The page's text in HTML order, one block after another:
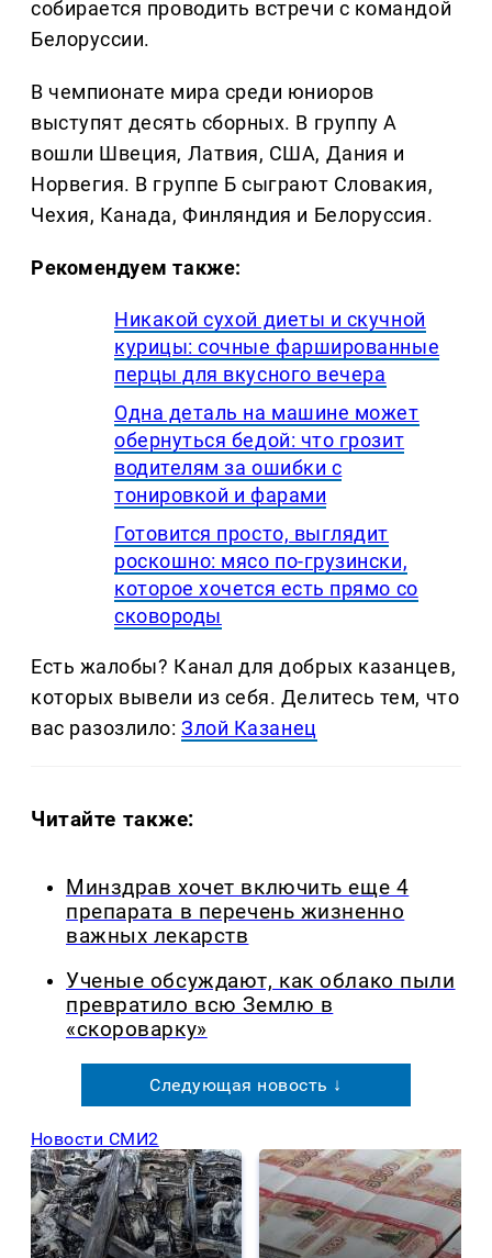
собирается проводить встречи с командой
Белоруссии.
В чемпионате мира среди юниоров
выступят десять сборных. В группу А
вошли Швеция, Латвия, США, Дания и
Норвегия. В группе Б сыграют Словакия,
Чехия, Канада, Финляндия и Белоруссия.
Рекомендуем также:
Никакой сухой диеты и скучной
курицы: сочные фаршированные
перцы для вкусного вечера
Одна деталь на машине может
обернуться бедой: что грозит
водителям за ошибки с
тонировкой и фарами
Готовится просто, выглядит
роскошно: мясо по-грузински,
которое хочется есть прямо со
сковороды
Есть жалобы? Канал для добрых казанцев,
которых вывели из себя. Делитеcь тем, что
вас разозлило:Злой Казанец
Читайте также:
Минздрав хочет включить еще 4
препарата в перечень жизненно
важных лекарств
Ученые обсуждают, как облако пыли
превратило всю Землю в
«скороварку»
Следующая новость ↓
Новости СМИ2